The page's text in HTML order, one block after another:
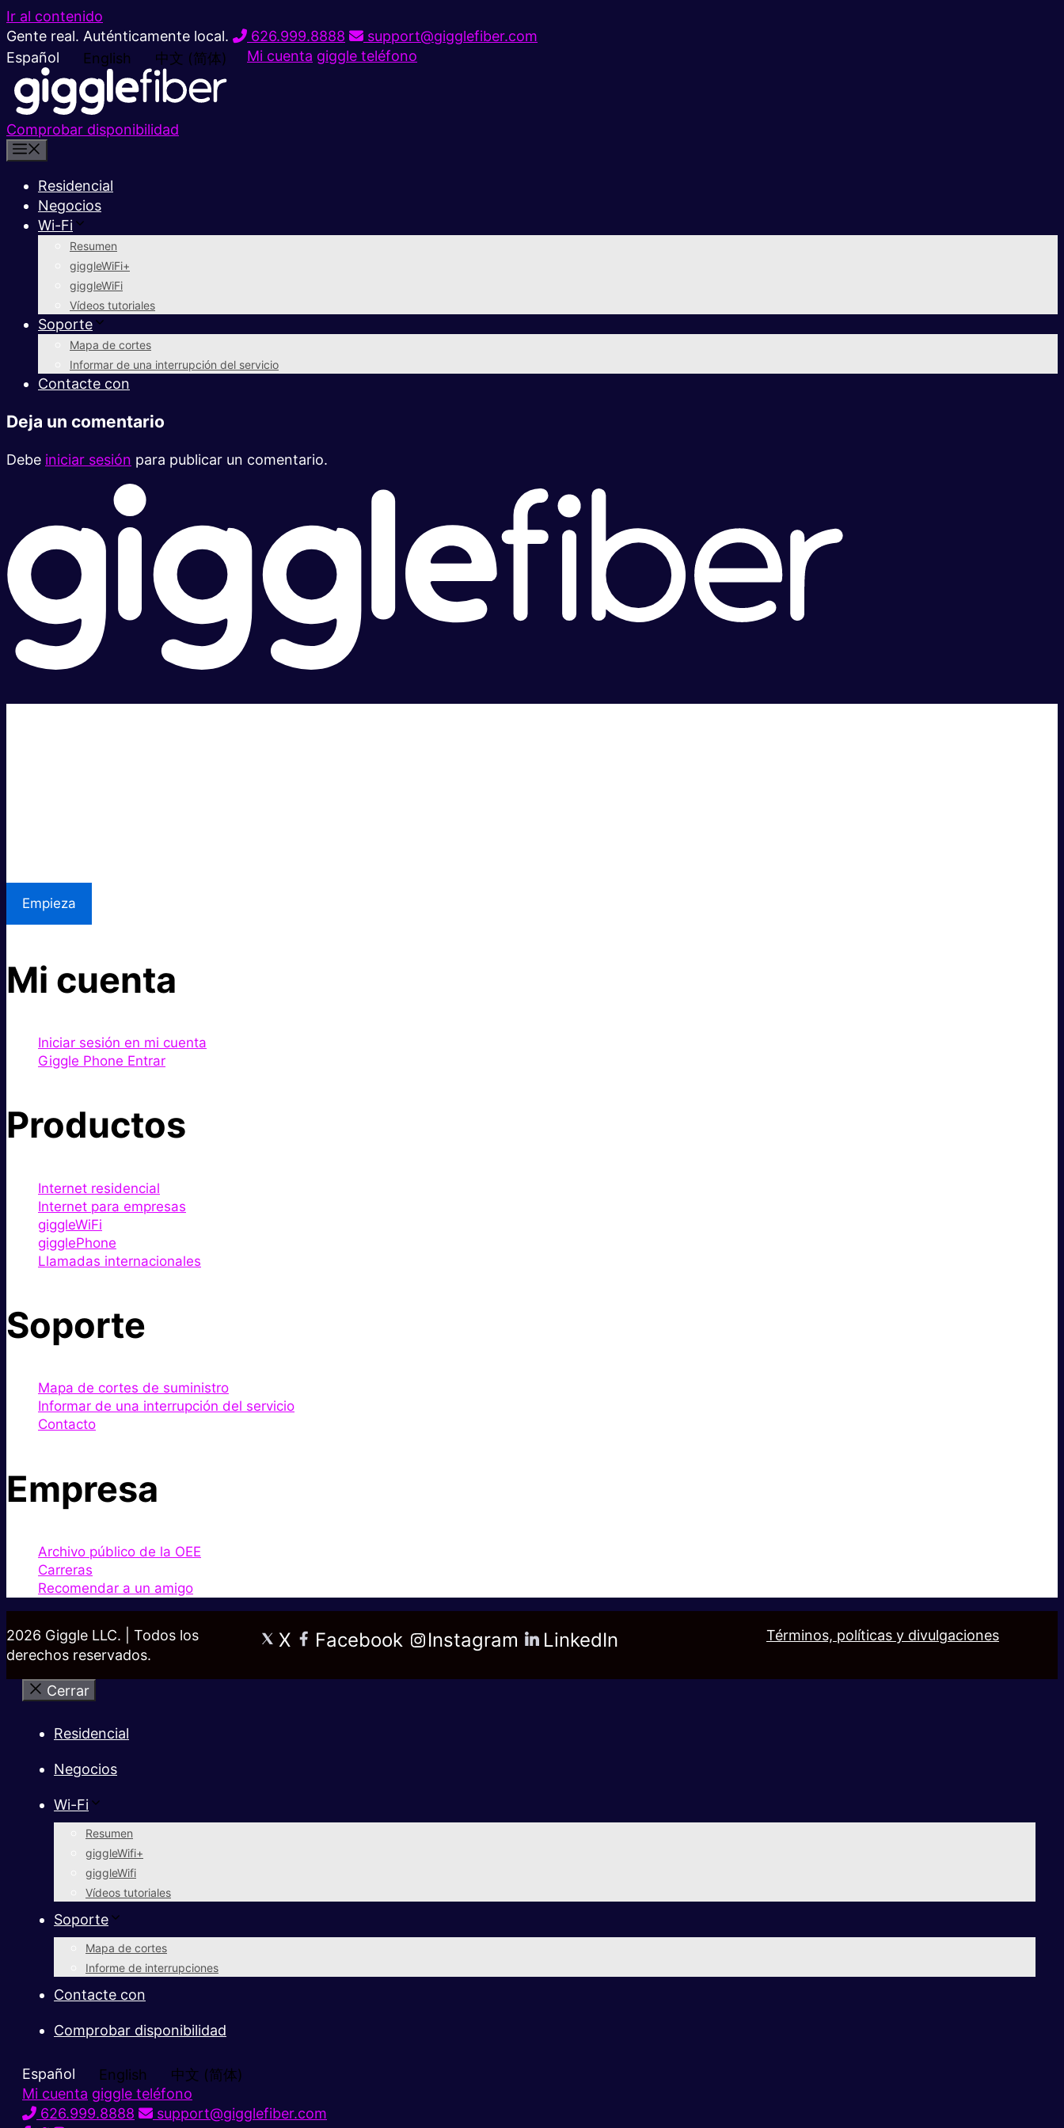
Ir al contenido
Gente real. Auténticamente local.
626.999.8888
support@gigglefiber.com
Español
English 中文 (简体) Mi cuenta giggle teléfono
Comprobar disponibilidad
Residencial
Negocios
Wi-Fi
Resumen
giggleWiFi+
giggleWiFi
Vídeos tutoriales
Soporte
Mapa de cortes
Informar de una interrupción del servicio
Contacte con
Deja un comentario
Debe iniciar sesión para publicar un comentario.
Empieza
Mi cuenta
Iniciar sesión en mi cuenta
Giggle Phone Entrar
Productos
Internet residencial
Internet para empresas
giggleWiFi
gigglePhone
Llamadas internacionales
Soporte
Mapa de cortes de suministro
Informar de una interrupción del servicio
Contacto
Empresa
Archivo público de la OEE
Carreras
Recomendar a un amigo
2026 Giggle LLC. | Todos los
derechos reservados.
X Facebook Instagram LinkedIn Términos, políticas y divulgaciones
Cerrar
Residencial
Negocios
Wi-Fi
Resumen
giggleWifi+
giggleWifi
Vídeos tutoriales
Soporte
Mapa de cortes
Informe de interrupciones
Contacte con
Comprobar disponibilidad
Español English
中文 (简体)
Mi cuenta giggle teléfono
626.999.8888
support@gigglefiber.com